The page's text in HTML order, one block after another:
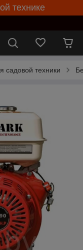
технике
садовой техники